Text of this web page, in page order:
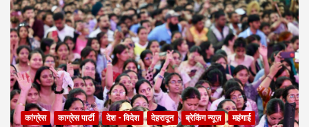
कांग्रेस काग्रेस पार्टी देश - विदेश देहरादून ब्रेकिंग न्यूज़
महंगाई